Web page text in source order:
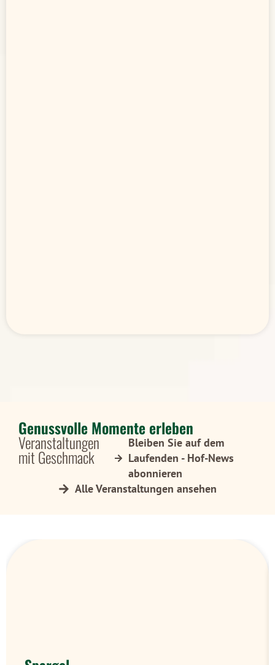
Genussvolle Momente erleben
Veranstaltungen
mit Geschmack
Bleiben Sie auf dem
Laufenden - Hof-News
abonnieren
Alle Veranstaltungen ansehen